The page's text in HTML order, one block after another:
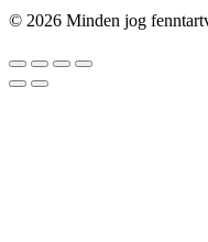
© 2026 Minden jog